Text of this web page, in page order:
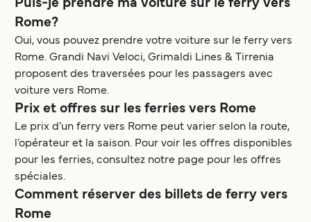
Puis-je prendre ma voiture sur le ferry vers
Rome?
Oui, vous pouvez prendre votre voiture sur le ferry vers
Rome. Grandi Navi Veloci, Grimaldi Lines & Tirrenia
proposent des traversées pour les passagers avec
voiture vers Rome.
Prix et offres sur les ferries vers Rome
Le prix d’un ferry vers Rome peut varier selon la route,
l’opérateur et la saison. Pour voir les offres disponibles
pour les ferries, consultez notre page pour les offres
spéciales.
Comment réserver des billets de ferry vers
Rome